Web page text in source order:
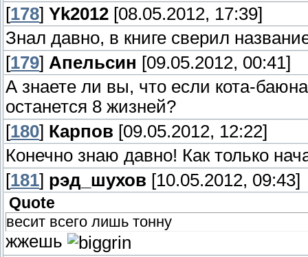
[178] Yk2012 [08.05.2012, 17:39]
Знал давно, в книге сверил
[179] Апельсин [09.05.2012, 00:41]
А знаете ли вы, что если кота-
останется 8 жизней?
[180] Карпов [09.05.2012, 12:22]
Конечно знаю давно! Как только
[181] рэд_шухов [10.05.2012, 09:43]
Quote
весит всего лишь тонну
жжешь